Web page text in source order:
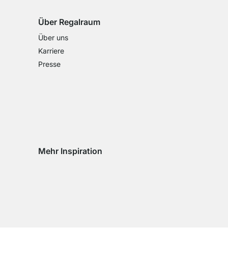
Über Regalraum
Über uns
Karriere
Presse
Mehr Inspiration